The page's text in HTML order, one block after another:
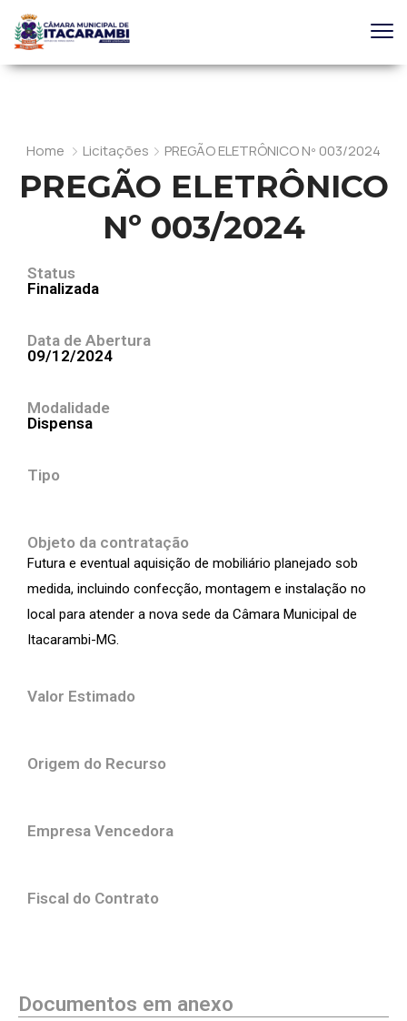
Home Licitações PREGÃO ELETRÔNICO Nº 003/2024
PREGÃO ELETRÔNICO
Nº 003/2024
Status
Finalizada
Data de Abertura
09/12/2024
Modalidade
Dispensa
Tipo
Objeto da contratação
Futura e eventual aquisição de mobiliário planejado sob
medida, incluindo confecção, montagem e instalação no
local para atender a nova sede da Câmara Municipal de
Itacarambi-MG.
Valor Estimado
Origem do Recurso
Empresa Vencedora
Fiscal do Contrato
Documentos em anexo